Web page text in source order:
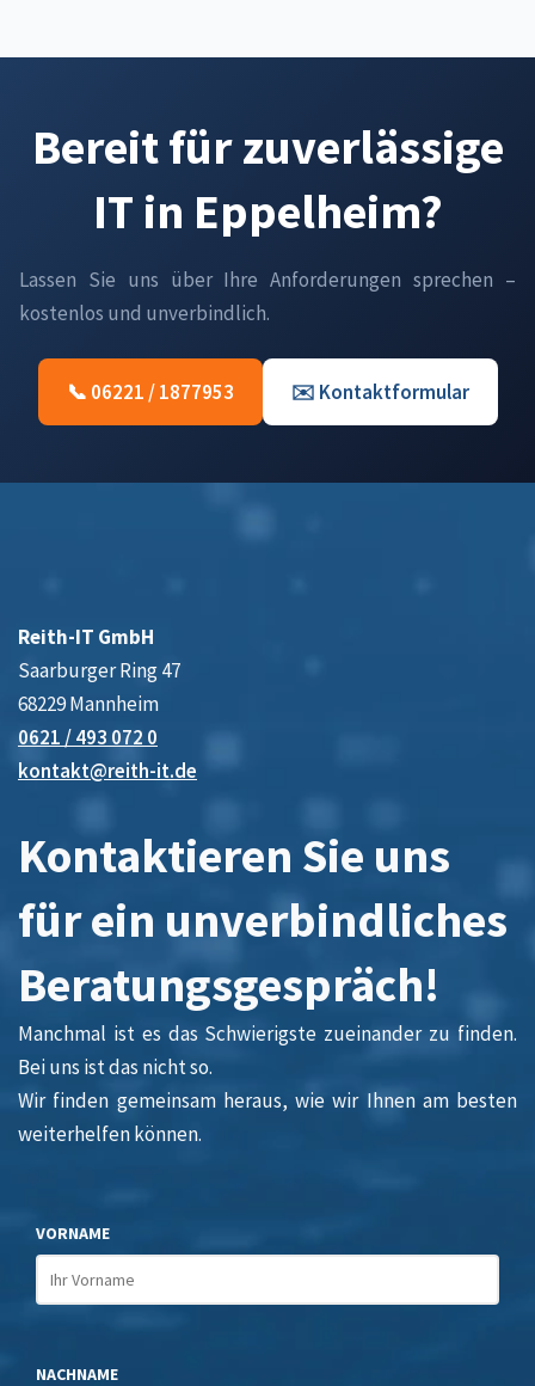
Bereit für zuverlässige
IT in Eppelheim?
Lassen Sie uns über Ihre Anforderungen sprechen –
kostenlos und unverbindlich.
📞 06221 / 1877953 ✉️ Kontaktformular
Reith-IT GmbH
Saarburger Ring 47
68229 Mannheim
0621 / 493 072 0
kontakt@reith-it.de
Kontaktieren Sie uns
für ein unverbindliches
Beratungsgespräch!
Manchmal ist es das Schwierigste zueinander zu finden.
Bei uns ist das nicht so.
Wir finden gemeinsam heraus, wie wir Ihnen am besten
weiterhelfen können.
VORNAME
NACHNAME